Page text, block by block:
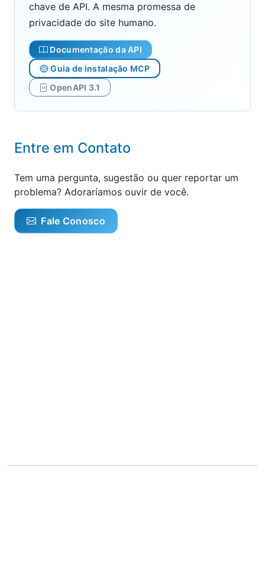
chave de API. A mesma promessa de
privacidade do site humano.
Documentação da API
Guia de instalação MCP
OpenAPI 3.1
Entre em Contato
Tem uma pergunta, sugestão ou quer reportar um
problema? Adoraríamos ouvir de você.
Fale Conosco